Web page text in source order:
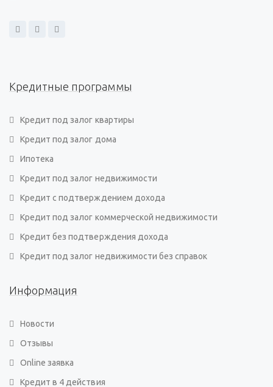
Кредитные программы
Кредит под залог квартиры
Кредит под залог дома
Ипотека
Кредит под залог недвижимости
Кредит с подтверждением дохода
Кредит под залог коммерческой недвижимости
Кредит без подтверждения дохода
Кредит под залог недвижимости без справок
Информация
Новости
Отзывы
Online заявка
Кредит в 4 действия